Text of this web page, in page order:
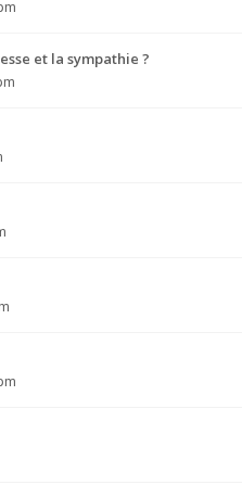
et la sympathie ?